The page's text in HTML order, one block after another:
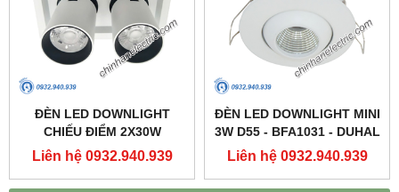
ĐÈN LED DOWNLIGHT
CHIẾU ĐIỂM 2X30W
250X137 - DFC2302 -
Liên hệ 0932.940.939
ĐÈN LED DOWNLIGHT MINI
3W D55 - BFA1031 - DUHAL
Liên hệ 0932.940.939